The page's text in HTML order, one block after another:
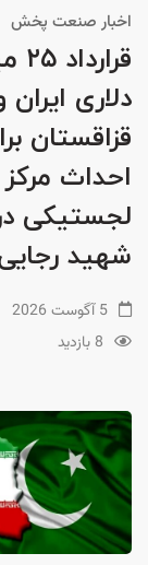
اخبار صنعت پخش
دلاری ایران
قزاقستان
احداث مرکز
لجستیکی
شهید
8 بازدید